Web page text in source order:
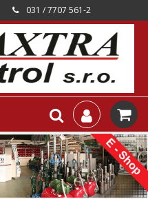
031 / 7707 561-2